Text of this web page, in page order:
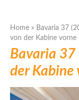
Home » Bavaria 37
von der Kabine vorne
Bavaria 37
der Kabine